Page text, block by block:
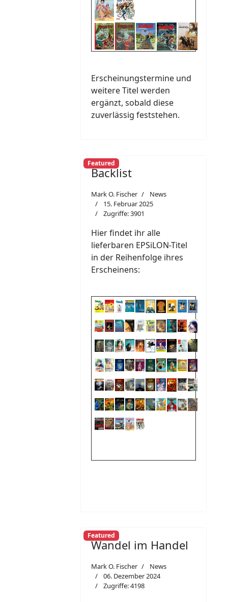
Erscheinungstermine und
weitere Titel werden
ergänzt, sobald diese
zuverlässig feststehen.
Featured
Backlist
Mark O. Fischer
News
15. Februar 2025
Zugriffe: 3901
Hier findet ihr alle
lieferbaren EPSiLON-Titel
in der Reihenfolge ihres
Erscheinens:
Featured
Wandel im Handel
Mark O. Fischer
News
06. Dezember 2024
Zugriffe: 4198